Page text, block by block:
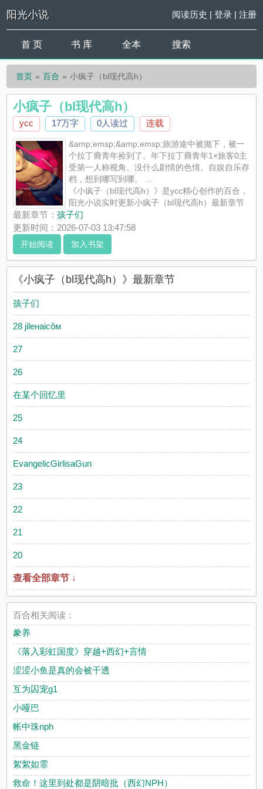
阳光小说 阅读历史 | 登录| 注册
首 页 书 库 全本 搜索
首页 百合 小疯子（bl现代高h）
小疯子（bl现代高h）
ycc 17万字 0人读过 连载
&amp;emsp;&amp;emsp;旅游途中被抛下，被一
个拉丁裔青年捡到了。年下拉丁裔青年1×旅客0主
受第一人称视角。没什么剧情的色情。自娱自乐存
档，想到哪写到哪。 ...
《小疯子（bl现代高h）》是ycc精心创作的百合，
阳光小说实时更新小疯子（bl现代高h）最新章节
并且提供无弹窗阅读，书友所发表的小疯子（bl现代高h）评论，
并不代表阳光小说赞同或者支持小疯子（bl现代高h）读者的观
点。
最新章节：孩子们
更新时间：2026-07-03 13:47:58
开始阅读 加入书架
《小疯子（bl现代高h）》最新章节
孩子们
28 jileнaicǒм
27
26
在某个回忆里
25
24
EvangelicGirlisaGun
23
22
21
20
查看全部章节 ↓
百合相关阅读：
豢养
《落入彩虹国度》穿越+西幻+言情
涩涩小鱼是真的会被干透
互为囚宠g1
小哑巴
帐中珠nph
黑金链
絮絮如霏
救命！这里到处都是阴暗批（西幻NPH）